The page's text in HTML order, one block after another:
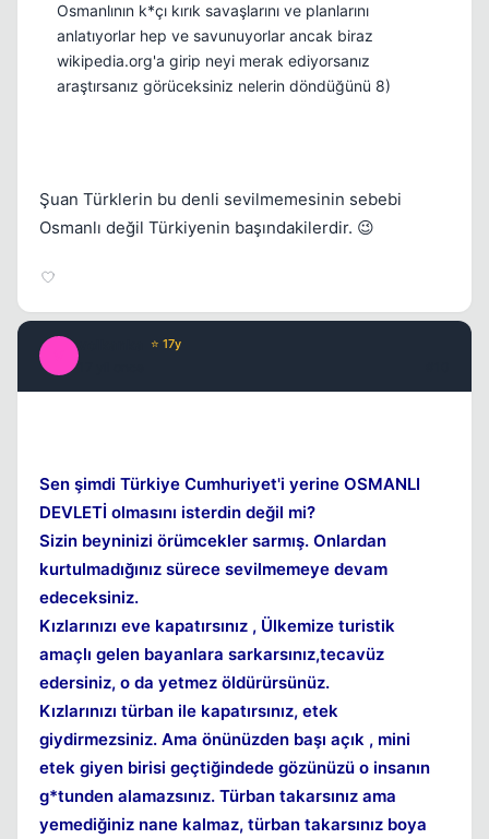
Osmanlının k*çı kırık savaşlarını ve planlarını
anlatıyorlar hep ve savunuyorlar ancak biraz
wikipedia.org'a girip neyi merak ediyorsanız
araştırsanız görüceksiniz nelerin döndüğünü 8)
Şuan Türklerin bu denli sevilmemesinin sebebi
Osmanlı değil Türkiyenin başındakilerdir. 😉
⭐ 17y
Sen şimdi Türkiye Cumhuriyet'i yerine OSMANLI
DEVLETİ olmasını isterdin değil mi?
Sizin beyninizi örümcekler sarmış. Onlardan
kurtulmadığınız sürece sevilmemeye devam
edeceksiniz.
Kızlarınızı eve kapatırsınız , Ülkemize turistik
amaçlı gelen bayanlara sarkarsınız,tecavüz
edersiniz, o da yetmez öldürürsünüz.
Kızlarınızı türban ile kapatırsınız, etek
giydirmezsiniz. Ama önünüzden başı açık , mini
etek giyen birisi geçtiğindede gözünüzü o insanın
g*tunden alamazsınız. Türban takarsınız ama
yemediğiniz nane kalmaz, türban takarsınız boya